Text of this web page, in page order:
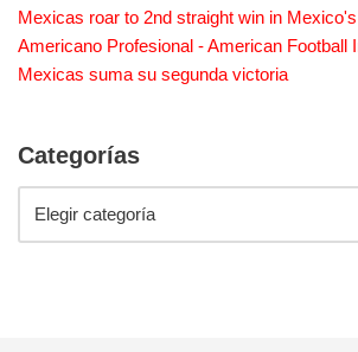
Mexicas roar to 2nd straight win in
Americano Profesional - American Football
Mexicas suma su segunda victoria
Categorías